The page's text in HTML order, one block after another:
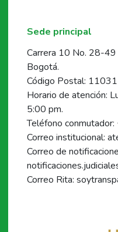
Sede principal
Carrera 10 No. 28-
Bogotá.
Código Postal:
Horario de atención:
5:00 pm.
Teléfono
Correo institucional:
Correo de
Correo Rita: